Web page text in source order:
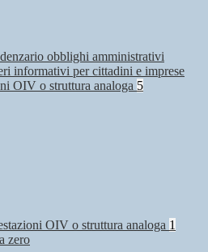
obblighi amministrativi
informativi per cittadini e imprese
OIV o struttura analoga 5
OIV o struttura analoga 1
zero